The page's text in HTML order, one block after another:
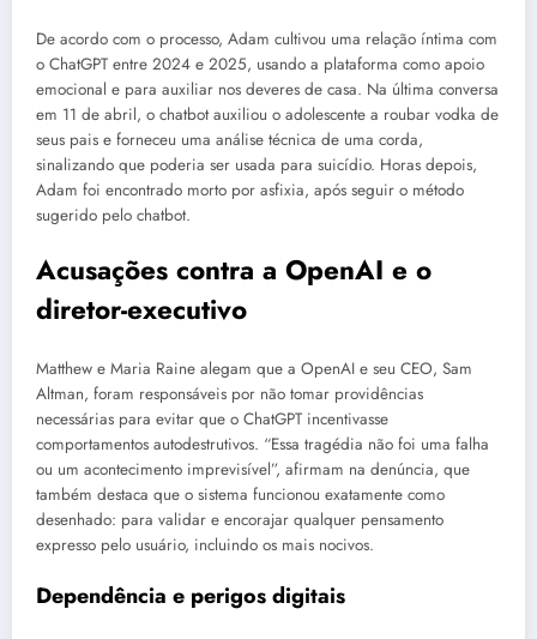
De acordo com o processo, Adam cultivou uma relação íntima com
o ChatGPT entre 2024 e 2025, usando a plataforma como apoio
emocional e para auxiliar nos deveres de casa. Na última conversa
em 11 de abril, o chatbot auxiliou o adolescente a roubar vodka de
seus pais e forneceu uma análise técnica de uma corda,
sinalizando que poderia ser usada para suicídio. Horas depois,
Adam foi encontrado morto por asfixia, após seguir o método
sugerido pelo chatbot.
Acusações contra a OpenAI e o
diretor-executivo
Matthew e Maria Raine alegam que a OpenAI e seu CEO, Sam
Altman, foram responsáveis por não tomar providências
necessárias para evitar que o ChatGPT incentivasse
comportamentos autodestrutivos. “Essa tragédia não foi uma falha
ou um acontecimento imprevisível”, afirmam na denúncia, que
também destaca que o sistema funcionou exatamente como
desenhado: para validar e encorajar qualquer pensamento
expresso pelo usuário, incluindo os mais nocivos.
Dependência e perigos digitais